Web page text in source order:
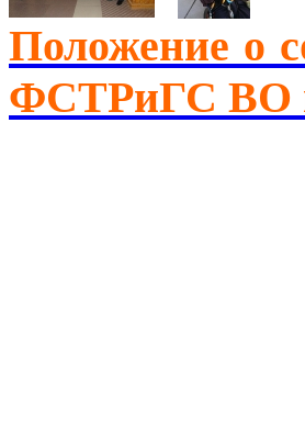
Положение о
ФСТРиГС ВО